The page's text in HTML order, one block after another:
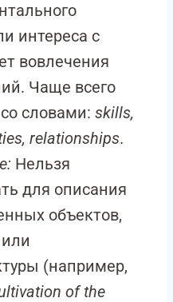
интереса с
вовлечения
Чаще всего
словами: skills,
relationships.
Нельзя
для описания
объектов,
(например,
of the